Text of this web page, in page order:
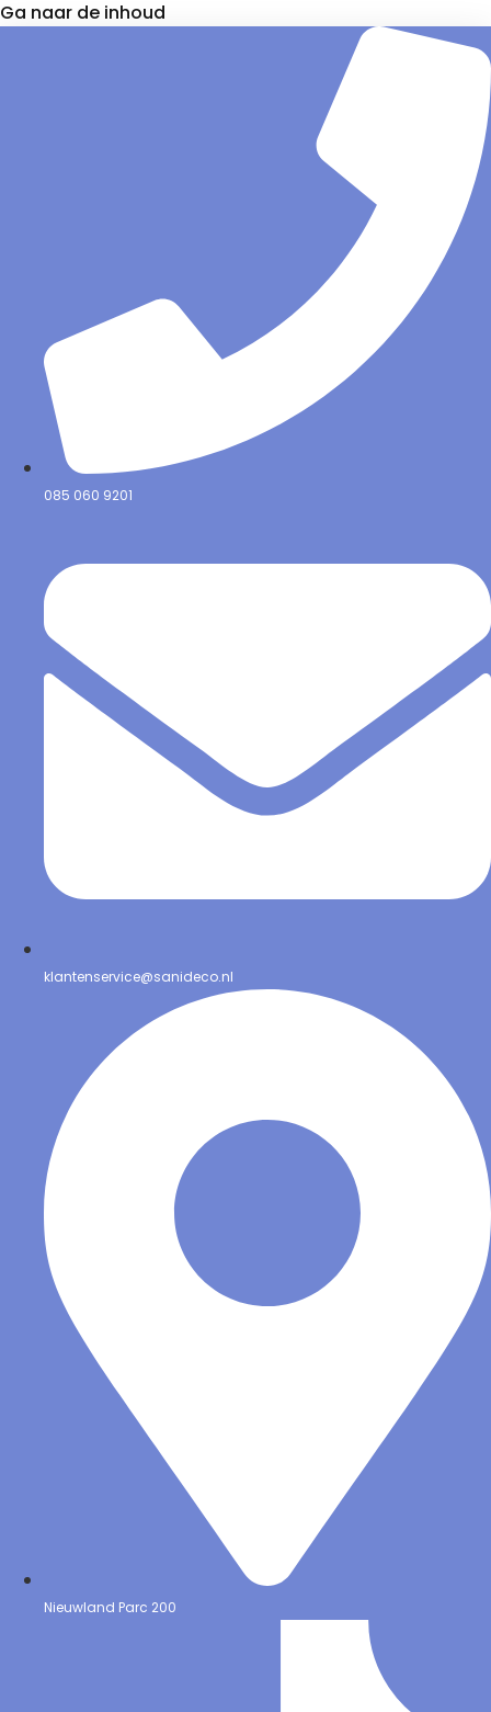
Ga naar de inhoud
085 060 9201
klantenservice@sanideco.nl
Nieuwland Parc 200